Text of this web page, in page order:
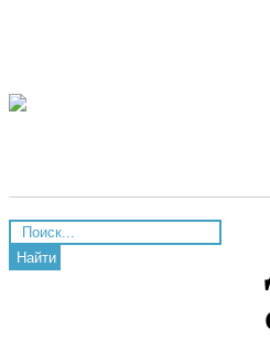
Найти